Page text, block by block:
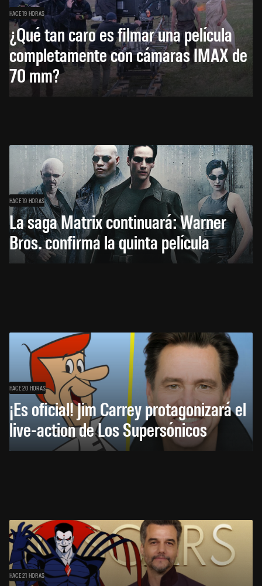
HACE 19 HORAS
¿Qué tan caro es filmar una película
completamente con cámaras IMAX de
70 mm?
HACE 19 HORAS
La saga Matrix continuará: Warner
Bros. confirma la quinta película
HACE 20 HORAS
¡Es oficial! Jim Carrey protagonizará el
live-action de Los Supersónicos
HACE 21 HORAS